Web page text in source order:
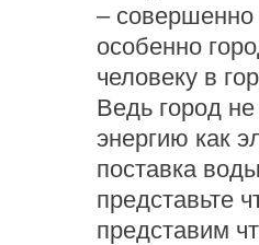
– совершенно
особенно
человеку в
Ведь город
энергию как
поставка
представьте
представим